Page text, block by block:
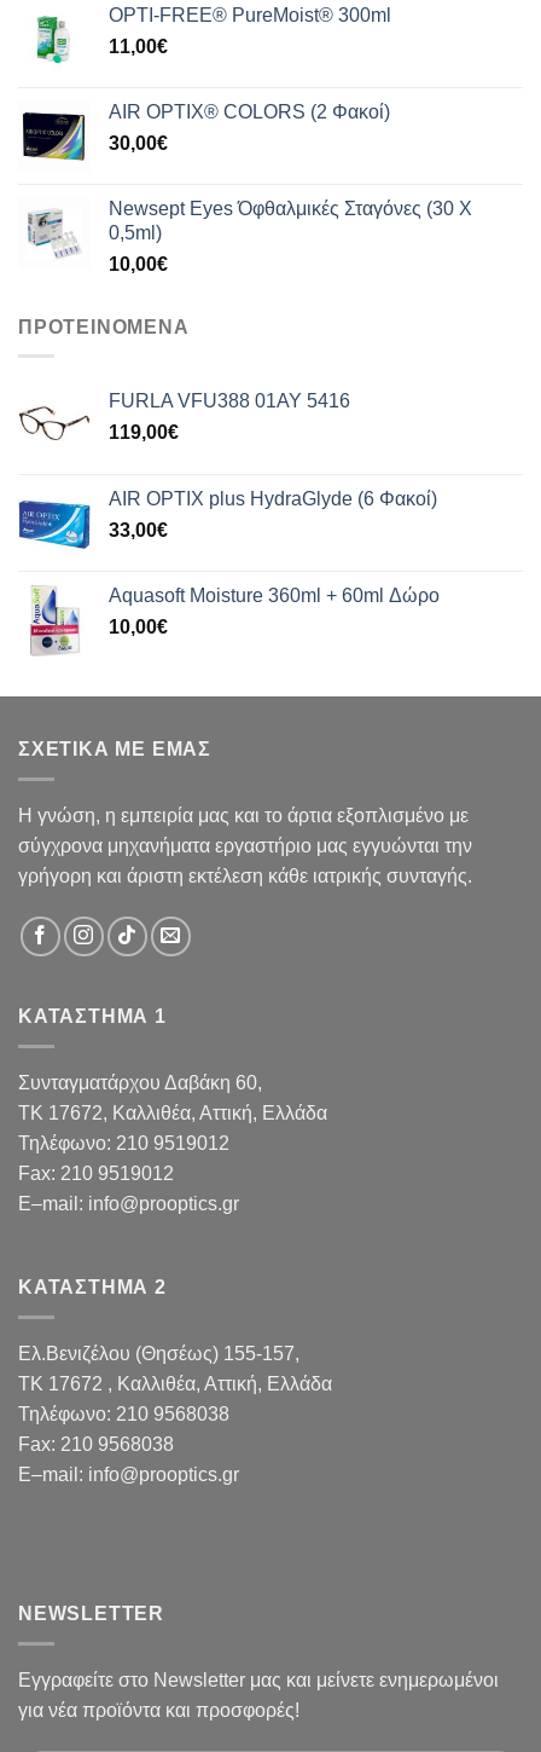
OPTI-FREE® PureMoist® 300ml
11,00€
AIR OPTIX® COLORS (2 Φακοί)
30,00€
Newsept Eyes Όφθαλμικές Σταγόνες (30 Χ
0,5ml)
10,00€
ΠΡΟΤΕΙΝΟΜΕΝΑ
FURLA VFU388 01AY 5416
119,00€
AIR OPTIX plus HydraGlyde (6 Φακοί)
33,00€
Aquasoft Moisture 360ml + 60ml Δώρο
10,00€
ΣΧΕΤΙΚΑ ΜΕ ΕΜΑΣ
Η γνώση, η εμπειρία μας και το άρτια εξοπλισμένο με
σύγχρονα μηχανήματα εργαστήριο μας εγγυώνται την
γρήγορη και άριστη εκτέλεση κάθε ιατρικής συνταγής.
ΚΑΤΑΣΤΗΜΑ 1
Συνταγματάρχου Δαβάκη 60,
TK 17672, Καλλιθέα, Αττική, Ελλάδα
Τηλέφωνο: 210 9519012
Fax: 210 9519012
E–mail : info@prooptics.gr
ΚΑΤΑΣΤΗΜΑ 2
Ελ.Βενιζέλου (Θησέως) 155-157,
TK 17672 , Καλλιθέα, Αττική, Ελλάδα
Τηλέφωνο: 210 9568038
Fax: 210 9568038
E–mail : info@prooptics.gr
NEWSLETTER
Εγγραφείτε στο Newsletter μας και μείνετε ενημερωμένοι
για νέα προϊόντα και προσφορές!